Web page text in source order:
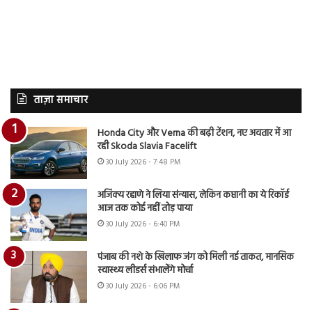
ताज़ा समाचार
Honda City और Verna की बढ़ी टेंशन, नए अवतार में आ
रही Skoda Slavia Facelift
30 July 2026 - 7:48 PM
अजिंक्य रहाणे ने लिया संन्यास, लेकिन कप्तानी का ये रिकॉर्ड
आज तक कोई नहीं तोड़ पाया
30 July 2026 - 6:40 PM
पंजाब की नशे के खिलाफ जंग को मिली नई ताकत, मानसिक
स्वास्थ्य लीडर्स संभालेंगे मोर्चा
30 July 2026 - 6:06 PM